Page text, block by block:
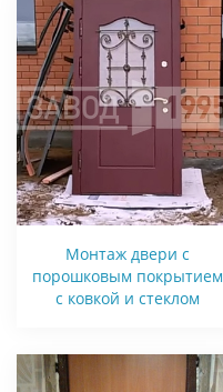
Монтаж двери с
порошковым покрытием
с ковкой и стеклом